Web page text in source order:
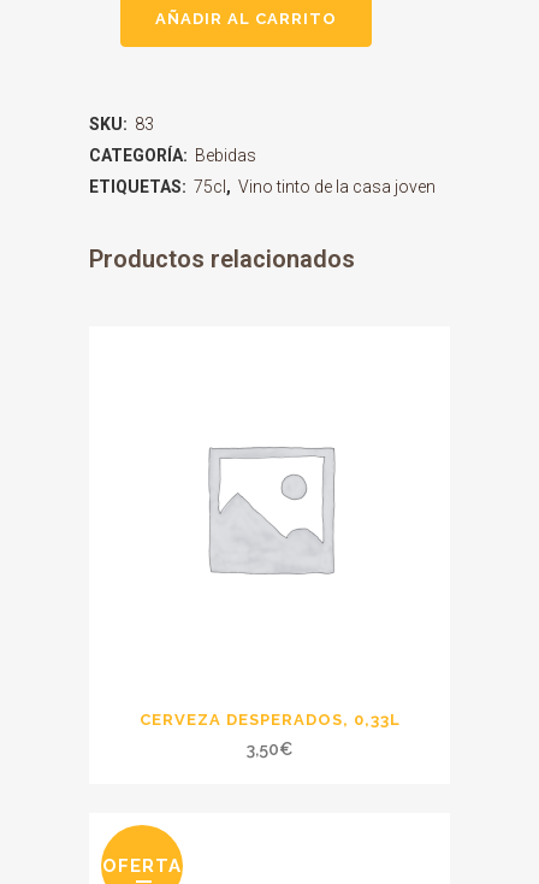
AÑADIR AL CARRITO
SKU: 83
CATEGORÍA: Bebidas
ETIQUETAS: 75cl , Vino tinto de la casa joven
Productos relacionados
CERVEZA DESPERADOS, 0,33L
3,50€
OFERTA